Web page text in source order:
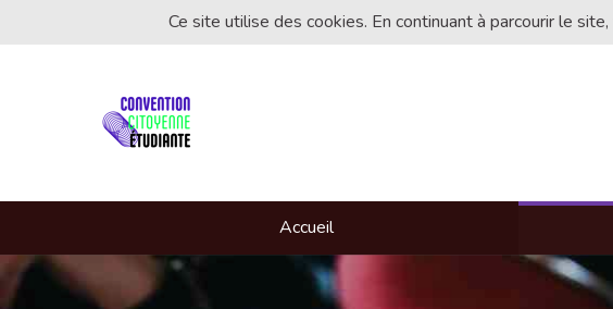
Ce site utilise des cookies. En continuant à parcourir le
Accueil